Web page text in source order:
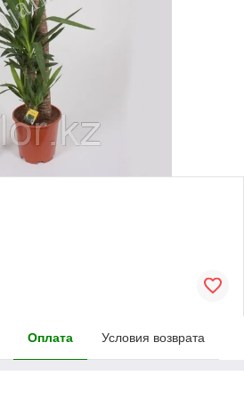
Оплата Условия возврата